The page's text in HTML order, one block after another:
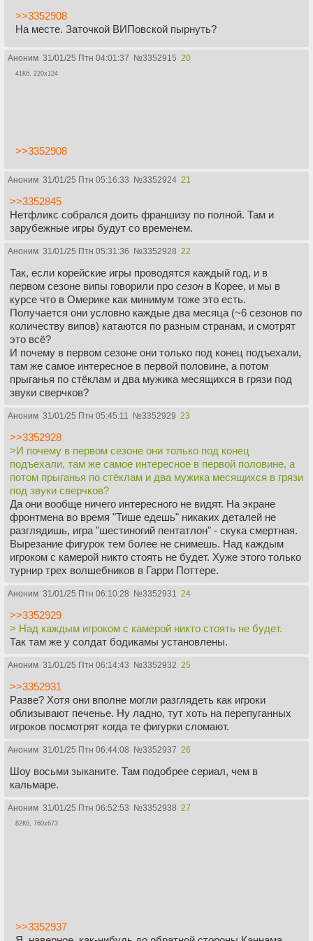
>>3352908
На месте. Заточкой ВИПовской пырнуть?
Аноним 31/01/25 Птн 04:01:37 №3352915 20
41Кб, 220x124
>>3352908
Аноним 31/01/25 Птн 05:16:33 №3352924 21
>>3352845
Нетфликс собрался доить франшизу по полной. Там и
зарубежные игры будут со временем.
Аноним 31/01/25 Птн 05:31:36 №3352928 22
Так, если корейские игры проводятся каждый год, и в
первом сезоне випы говорили про сезон в Корее, и мы в
курсе что в Омерике как минимум тоже это есть.
Получается они условно каждые два месяца (~6 сезонов по
количеству випов) катаются по разным странам, и смотрят
это всё?
И почему в первом сезоне они только под конец подъехали,
там же самое интересное в первой половине, а потом
прыганья по стёклам и два мужика месящихся в грязи под
звуки сверчков?
Аноним 31/01/25 Птн 05:45:11 №3352929 23
>>3352928
>И почему в первом сезоне они только под конец
подъехали, там же самое интересное в первой половине, а
потом прыганья по стёклам и два мужика месящихся в грязи
под звуки сверчков?
Да они вообще ничего интересного не видят. На экране
фронтмена во время "Тише едешь" никаких деталей не
разглядишь, игра "шестиногий пентатлон" - скука смертная.
Вырезание фигурок тем более не снимешь. Над каждым
игроком с камерой никто стоять не будет. Хуже этого только
турнир трех волшебников в Гарри Поттере.
Аноним 31/01/25 Птн 06:10:28 №3352931 24
>>3352929
> Над каждым игроком с камерой никто стоять не будет.
Так там же у солдат бодикамы установлены.
Аноним 31/01/25 Птн 06:14:43 №3352932 25
>>3352931
Разве? Хотя они вполне могли разглядеть как игроки
облизывают печенье. Ну ладно, тут хоть на перепуганных
игроков посмотрят когда те фигурки сломают.
Аноним 31/01/25 Птн 06:44:08 №3352937 26
Шоу восьми зыканите. Там подобрее сериал, чем в
кальмаре.
Аноним 31/01/25 Птн 06:52:53 №3352938 27
82Кб, 760x673
>>3352937